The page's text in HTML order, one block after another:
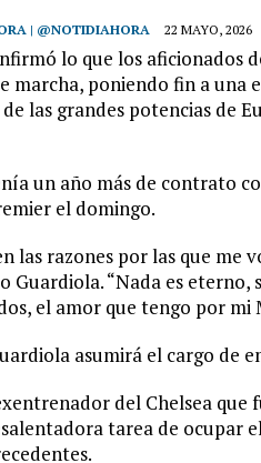
| @NOTIDIAHORA 22 MAYO, 2026
lo que los aficionados
marcha, poniendo fin a
las grandes potencias de
un año más de contrato
el domingo.
las razones por las que me
Guardiola. “Nada es
el amor que tengo por mi
asumirá el cargo de
del Chelsea
tarea de ocupar